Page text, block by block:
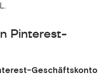
Pinterest-
Geschäftskonto